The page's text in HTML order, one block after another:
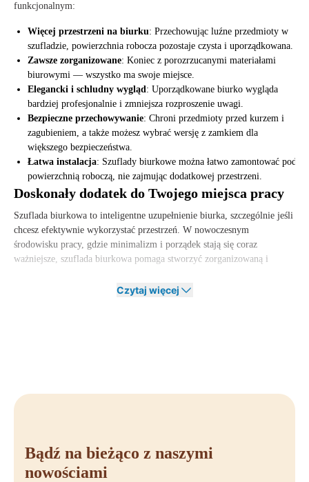
funkcjonalnym:
Więcej przestrzeni na biurku: Przechowując luźne przedmioty w
szufladzie, powierzchnia robocza pozostaje czysta i uporządkowana.
Zawsze zorganizowane: Koniec z porozrzucanymi materiałami
biurowymi — wszystko ma swoje miejsce.
Elegancki i schludny wygląd: Uporządkowane biurko wygląda
bardziej profesjonalnie i zmniejsza rozproszenie uwagi.
Bezpieczne przechowywanie: Chroni przedmioty przed kurzem i
zagubieniem, a także możesz wybrać wersję z zamkiem dla
większego bezpieczeństwa.
Łatwa instalacja: Szuflady biurkowe można łatwo zamontować pod
powierzchnią roboczą, nie zajmując dodatkowej przestrzeni.
Doskonały dodatek do Twojego miejsca pracy
Szuflada biurkowa to inteligentne uzupełnienie biurka, szczególnie jeśli
chcesz efektywnie wykorzystać przestrzeń. W nowoczesnym
środowisku pracy, gdzie minimalizm i porządek stają się coraz
ważniejsze, szuflada biurkowa pomaga stworzyć zorganizowaną i
Dodatkowo dobrze zorganizowana szuflada oszczędza czas poświęcony
utrzymywać porządek na biurku? Szuflada biurkowa to idealne
rozwiązanie. W Offeco oferujemy różne szuflady biurkowe, które
Masz pytania lub potrzebujesz porady na temat odpowiedniej szuflady
biurkowej do Twojej sytuacji? Skontaktuj się z nami. Chętnie
pomożemy Ci wybrać najlepszą opcję do zorganizowanego i
Czytaj więcej
Bądź na bieżąco z naszymi
nowościami